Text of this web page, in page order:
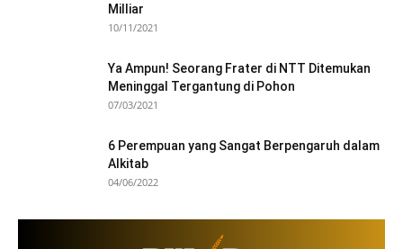
Milliar
10/11/2021
Ya Ampun! Seorang Frater di NTT Ditemukan
Meninggal Tergantung di Pohon
07/03/2021
6 Perempuan yang Sangat Berpengaruh dalam
Alkitab
04/06/2022